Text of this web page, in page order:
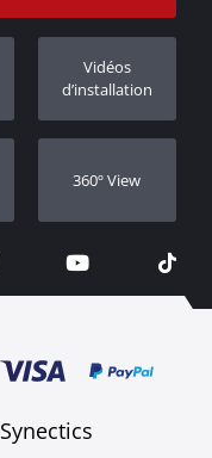
Vidéos
d’installation
360º View
Synectics